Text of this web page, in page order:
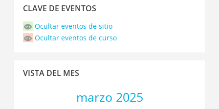
Clave
eventos
CLAVE DE EVENTOS
Ocultar eventos de sitio
Ocultar eventos de curso
VistaVISTA DEL MES
marzo 2025